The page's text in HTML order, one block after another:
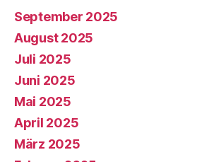
September 2025
August 2025
Juli 2025
Juni 2025
Mai 2025
April 2025
März 2025